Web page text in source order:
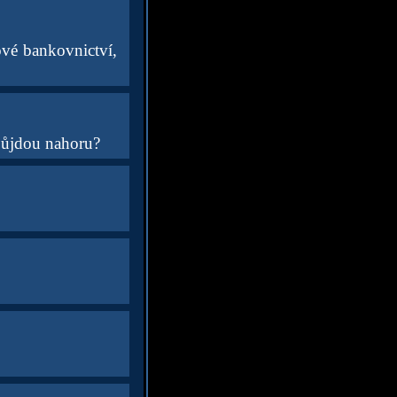
bankovnictví,
nahoru?